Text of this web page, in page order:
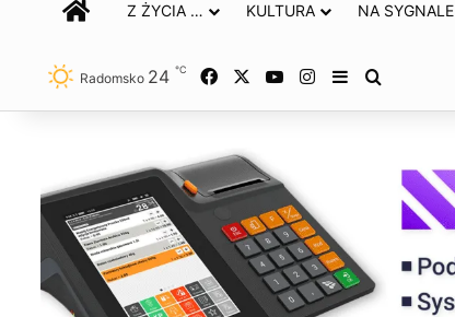
STRONA GŁÓWNA
Z ŻYCIA … KULTURA NA SYGNALE
Radomsko 24 ℃ Facebook YouTubeInstagram
Sidebar